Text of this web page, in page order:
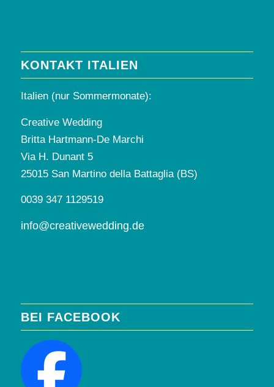
KONTAKT ITALIEN
Italien (nur Sommermonate):
Creative Wedding
Britta Hartmann-De Marchi
Via H. Dunant 5
25015 San Martino della Battaglia (BS)
0039 347 1129519
info@creativewedding.de
BEI FACEBOOK